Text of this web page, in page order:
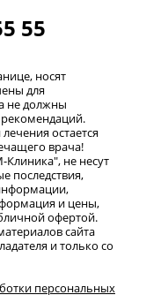
55
носят
для
не должны
рекомендаций.
остается
врача!
не несут
последствия,
и цены,
офертой.
сайта
и только со
персональных